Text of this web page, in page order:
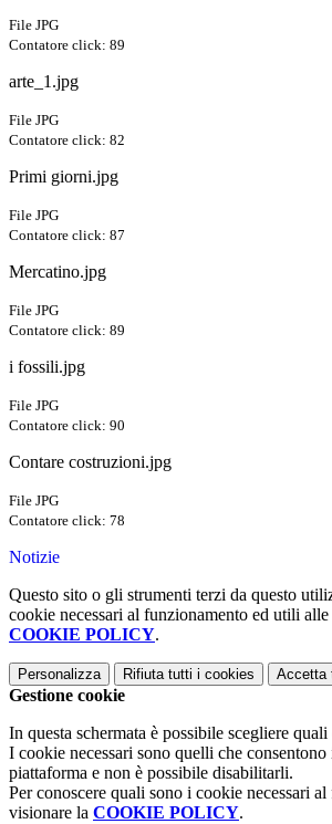
File JPG
Contatore click: 89
arte_1.jpg
File JPG
Contatore click: 82
Primi giorni.jpg
File JPG
Contatore click: 87
Mercatino.jpg
File JPG
Contatore click: 89
i fossili.jpg
File JPG
Contatore click: 90
Contare costruzioni.jpg
File JPG
Contatore click: 78
Notizie
Questo sito o gli strumenti terzi da questo
cookie necessari al funzionamento ed utili
COOKIE POLICY.
Personalizza Rifiuta tutti i cookies Accetta
Gestione cookie
In questa schermata è possibile scegliere
I cookie necessari sono quelli che
piattaforma e non è possibile disabilitarli.
Per conoscere quali sono i cookie necessari
visionare la COOKIE POLICY.